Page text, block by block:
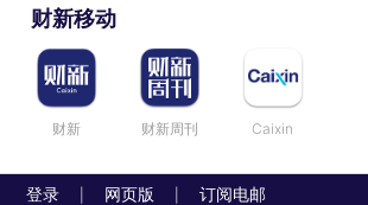
财新移动
财新 财新周刊 Caixin
登录 网页版 订阅电邮